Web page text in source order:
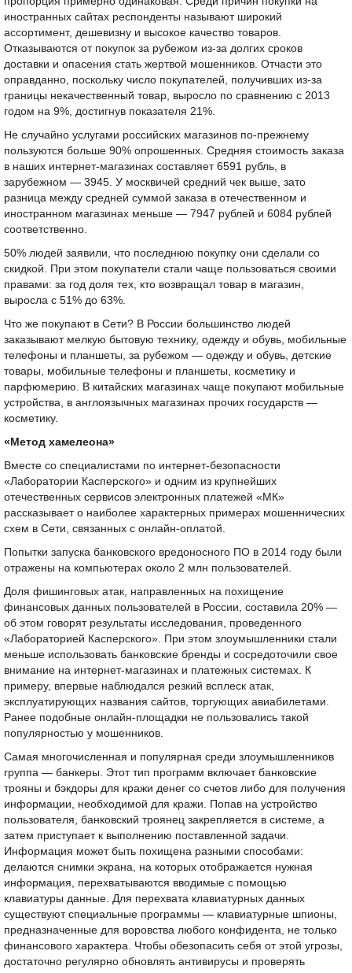
иностранных сайтах респонденты называют широкий
ассортимент, дешевизну и высокое качество товаров.
Отказываются от покупок за рубежом из-за долгих сроков
доставки и опасения стать жертвой мошенников. Отчасти это
оправданно, поскольку число покупателей, получивших из-за
границы некачественный товар, выросло по сравнению с 2013
годом на 9%, достигнув показателя 21%.
Не случайно услугами российских магазинов по-прежнему
пользуются больше 90% опрошенных. Средняя стоимость заказа
в наших интернет-магазинах составляет 6591 рубль, в
зарубежном — 3945. У москвичей средний чек выше, зато
разница между средней суммой заказа в отечественном и
иностранном магазинах меньше — 7947 рублей и 6084 рублей
соответственно.
50% людей заявили, что последнюю покупку они сделали со
скидкой. При этом покупатели стали чаще пользоваться своими
правами: за год доля тех, кто возвращал товар в магазин,
выросла с 51% до 63%.
Что же покупают в Сети? В России большинство людей
заказывают мелкую бытовую технику, одежду и обувь, мобильные
телефоны и планшеты, за рубежом — одежду и обувь, детские
товары, мобильные телефоны и планшеты, косметику и
парфюмерию. В китайских магазинах чаще покупают мобильные
устройства, в англоязычных магазинах прочих государств —
косметику.
«Метод хамелеона»
Вместе со специалистами по интернет-безопасности
«Лаборатории Касперского» и одним из крупнейших
отечественных сервисов электронных платежей «МК»
рассказывает о наиболее характерных примерах мошеннических
схем в Сети, связанных с онлайн-оплатой.
Попытки запуска банковского вредоносного ПО в 2014 году были
отражены на компьютерах около 2 млн пользователей.
Доля фишинговых атак, направленных на похищение
финансовых данных пользователей в России, составила 20% —
об этом говорят результаты исследования, проведенного
«Лабораторией Касперского». При этом злоумышленники стали
меньше использовать банковские бренды и сосредоточили свое
внимание на интернет-магазинах и платежных системах. К
примеру, впервые наблюдался резкий всплеск атак,
эксплуатирующих названия сайтов, торгующих авиабилетами.
Ранее подобные онлайн-площадки не пользовались такой
популярностью у мошенников.
Самая многочисленная и популярная среди злоумышленников
группа — банкеры. Этот тип программ включает банковские
трояны и бэкдоры для кражи денег со счетов либо для получения
информации, необходимой для кражи. Попав на устройство
пользователя, банковский троянец закрепляется в системе, а
затем приступает к выполнению поставленной задачи.
Информация может быть похищена разными способами:
делаются снимки экрана, на которых отображается нужная
информация, перехватываются вводимые с помощью
клавиатуры данные. Для перехвата клавиатурных данных
существуют специальные программы — клавиатурные шпионы,
предназначенные для воровства любого конфидента, не только
финансового характера. Чтобы обезопасить себя от этой угрозы,
достаточно регулярно обновлять антивирусы и проверять